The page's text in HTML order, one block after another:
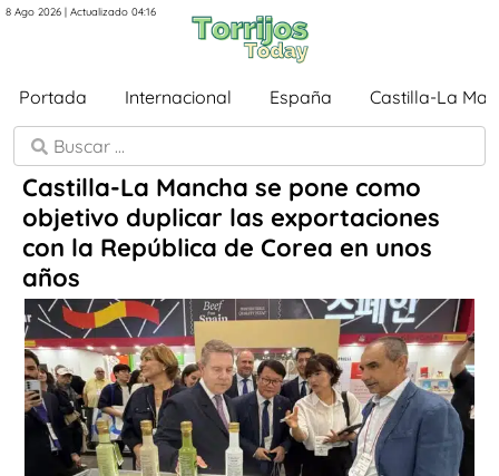
8 Ago 2026 | Actualizado 04:16
Portada Internacional España Castilla-La
Castilla-La Mancha se pone como
objetivo duplicar las exportaciones
con la República de Corea en unos
años